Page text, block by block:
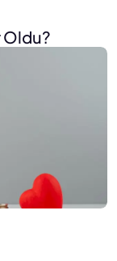
Oldu?